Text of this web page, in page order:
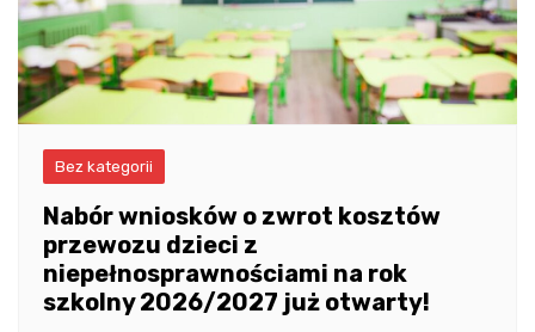
Bez kategorii
Nabór wniosków o zwrot kosztów
przewozu dzieci z
niepełnosprawnościami na rok
szkolny 2026/2027 już otwarty!